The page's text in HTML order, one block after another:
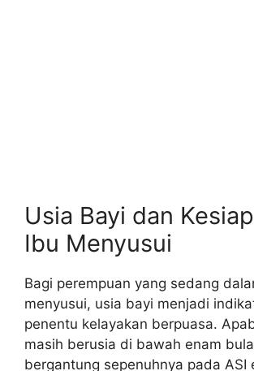
Usia Bayi dan
Ibu Menyusui
Bagi perempuan yang sedang
menyusui, usia bayi menjadi
penentu kelayakan berpuasa.
masih berusia di bawah enam
bergantung sepenuhnya pada ASI